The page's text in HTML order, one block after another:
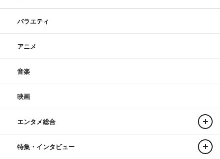
バラエティ
アニメ
音楽
映画
エンタメ総合
特集・インタビュー